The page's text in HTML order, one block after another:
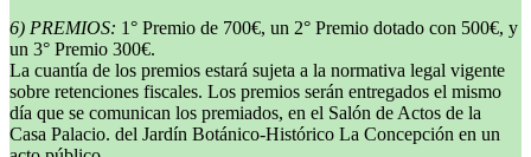
6) PREMIOS: 1° Premio de 700€, un 2° Premio dotado con 500€, y
un 3° Premio 300€.
La cuantía de los premios estará sujeta a la normativa legal vigente
sobre retenciones fiscales. Los premios serán entregados el mismo
día que se comunican los premiados, en el Salón de Actos de la
Casa Palacio. del Jardín Botánico-Histórico La Concepción en un